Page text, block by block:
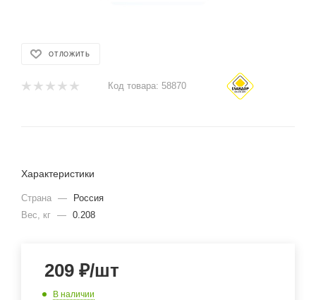
ОТЛОЖИТЬ
Код товара: 58870
Характеристики
Страна —
Россия
Вес, кг — 0.208
209 ₽/шт
В наличии